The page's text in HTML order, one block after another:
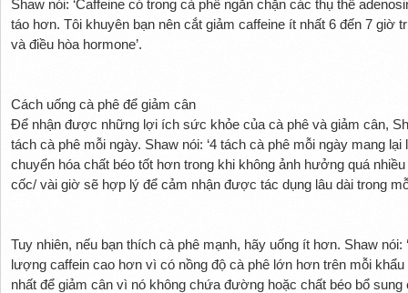
Shaw nói: ‘Caffeine có trong cà phê ngăn chặn các thụ thể
táo hơn. Tôi khuyên bạn nên cắt giảm caffeine ít nhất 6 đến 7 giờ
và điều hòa hormone’.
Cách uống cà phê để giảm cân
Để nhận được những lợi ích sức khỏe của cà phê và giảm cân,
tách cà phê mỗi ngày. Shaw nói: ‘4 tách cà phê mỗi ngày mang
chuyển hóa chất béo tốt hơn trong khi không ảnh hưởng quá
cốc/ vài giờ sẽ hợp lý để cảm nhận được tác dụng lâu dài trong
Tuy nhiên, nếu bạn thích cà phê mạnh, hãy uống ít hơn. Shaw
lượng caffein cao hơn vì có nồng độ cà phê lớn hơn trên mỗi
nhất để giảm cân vì nó không chứa đường hoặc chất béo bổ sung